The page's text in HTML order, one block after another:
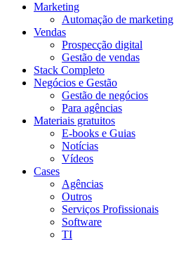
Marketing
Automação de marketing
Vendas
Prospecção digital
Gestão de vendas
Stack Completo
Negócios e Gestão
Gestão de negócios
Para agências
Materiais gratuitos
E-books e Guias
Notícias
Vídeos
Cases
Agências
Outros
Serviços Profissionais
Software
TI